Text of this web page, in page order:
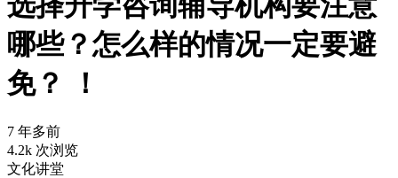
哪些？怎么样的情况一定要避
免？ ！
7 年多前
4.2k 次浏览
文化讲堂